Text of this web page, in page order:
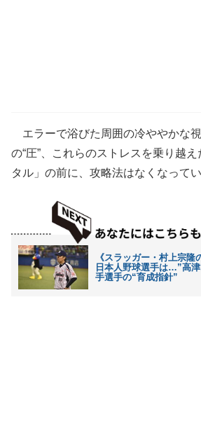
エラーで浴びた周囲の冷ややかな
の“圧”、これらのストレスを乗り越
タル」の前に、攻略法はなくなって
《スラッガー・村上宗
日本人野球選手は…”高
手選手の“育成指針”